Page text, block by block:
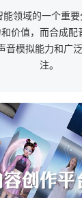
领域的一个重
价值，而合成
音模拟能力和广
注。